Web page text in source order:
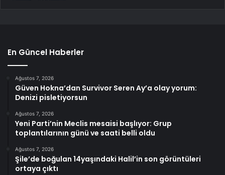
En Güncel Haberler
Ağustos 7, 2026
Güven Hokna’dan Survivor Seren Ay’a olay yorum:
Denizi pisletiyorsun
Ağustos 7, 2026
Yeni Parti’nin Meclis mesaisi başlıyor: Grup
toplantılarının günü ve saati belli oldu
Ağustos 7, 2026
Şile’de boğulan 14yaşındaki Halil’in son görüntüleri
ortaya çıktı